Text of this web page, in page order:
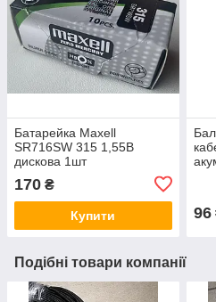
Батарейка Maxell
SR716SW 315 1,55В
дискова 1шт
170 ₴
Купити 96
Подібні товари компанії